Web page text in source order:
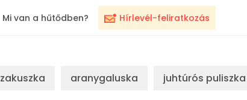
Hírlevél-feliratkozás
Mi van a hűtődben?
zakuszka aranygaluska juhtúrós puliszka